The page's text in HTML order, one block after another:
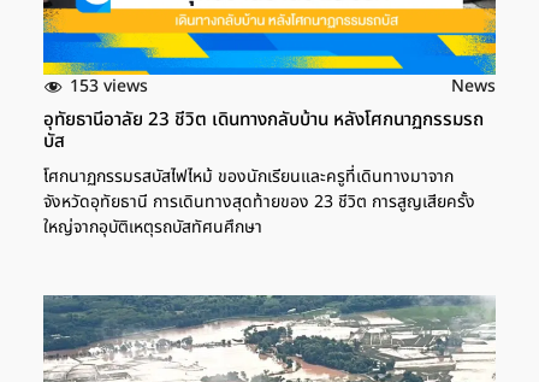
153 views News
อุทัยธานีอาลัย 23 ชีวิต เดินทางกลับบ้าน หลังโศกนาฏกรรมรถ
บัส
โศกนาฏกรรมรสบัสไฟไหม้ ของนักเรียนและครูที่เดินทางมาจาก
จังหวัดอุทัยธานี การเดินทางสุดท้ายของ 23 ชีวิต การสูญเสียครั้ง
ใหญ่จากอุบัติเหตุรถบัสทัศนศึกษา